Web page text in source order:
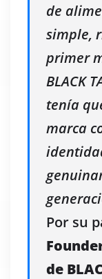
de
simple,
primer
BLACK
tenía
marca
Por su
de